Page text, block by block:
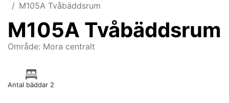
M105A Tvåbäddsrum
M105A Tvåbäddsrum
Område: Mora centralt
Antal bäddar 2